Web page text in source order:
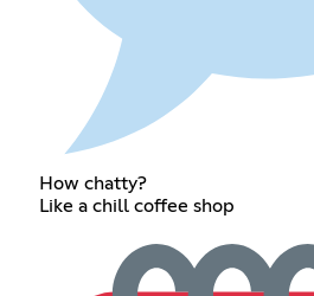
How chatty?
Like a chill coffee shop